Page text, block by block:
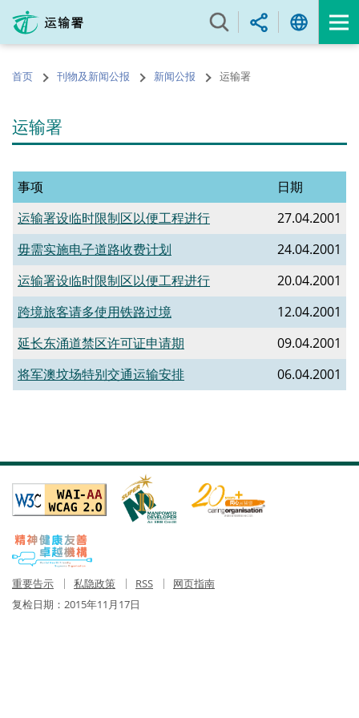
内
的首页 刊物及新闻公报 新闻公报 运输署
运输署
事项
日期
运输署设临时限制区以便工程进行
27.04.2001
毋需实施电子道路收费计划
24.04.2001
运输署设临时限制区以便工程进行
20.04.2001
跨境旅客请多使用铁路过境
12.04.2001
延长东涌道禁区许可证申请期
09.04.2001
将军澳坟场特别交通运输安排
06.04.2001
重要告示 私隐政策 RSS
网页指南
复检日期： 2015年11月17日